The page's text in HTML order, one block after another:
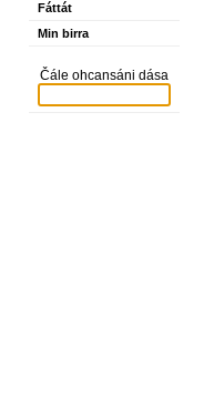
Fáttát
Min birra
Čále ohcansáni dása